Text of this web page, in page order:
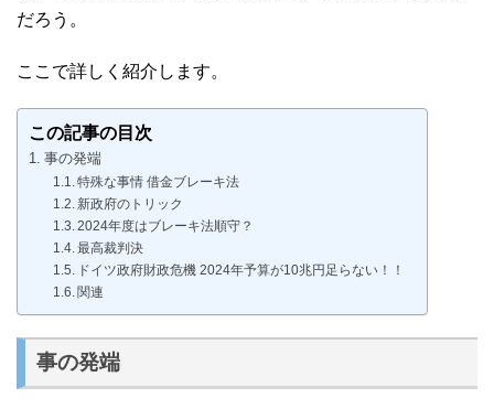
だろう。
ここで詳しく紹介します。
この記事の目次
事の発端
特殊な事情 借金ブレーキ法
新政府のトリック
2024年度はブレーキ法順守？
最高裁判決
ドイツ政府財政危機 2024年予算が10兆円足らない！！
関連
事の発端